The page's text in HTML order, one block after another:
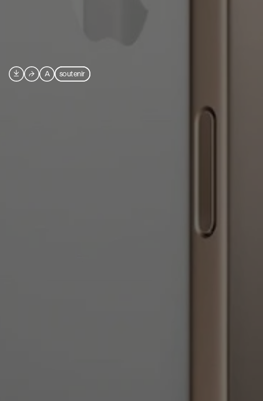
 ⮫ A soutenir